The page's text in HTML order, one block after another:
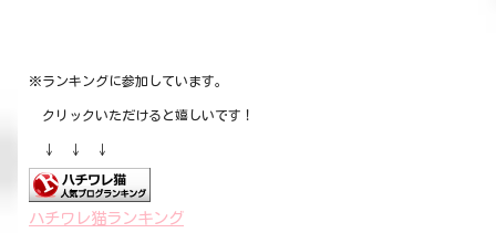
※ランキングに参加しています。
クリックいただけると嬉しいです！
↓ ↓ ↓
ハチワレ猫ランキング